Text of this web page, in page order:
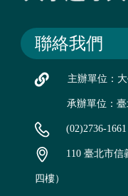
聯絡我們
主辦單位：
承辦單位：
(02)2736-
110 臺北市信
四樓）